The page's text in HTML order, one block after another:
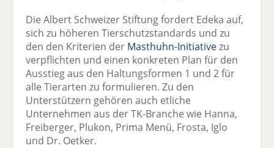
Die Albert Schweizer Stiftung fordert Edeka auf,
sich zu höheren Tierschutzstandards und zu
den den Kriterien der Masthuhn-Initiativezu
verpflichten und einen konkreten Plan für den
Ausstieg aus den Haltungsformen 1 und 2 für
alle Tierarten zu formulieren. Zu den
Unterstützern gehören auch etliche
Unternehmen aus der TK-Branche wie Hanna,
Freiberger, Plukon, Prima Menü, Frosta, Iglo
und Dr. Oetker.